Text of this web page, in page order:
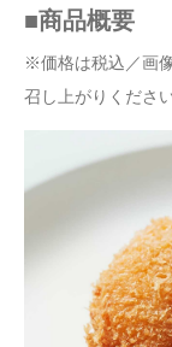
■商品概要
※価格は税込／画
召し上がりください